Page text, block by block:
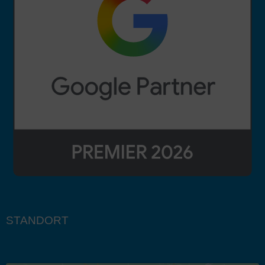
STANDORT